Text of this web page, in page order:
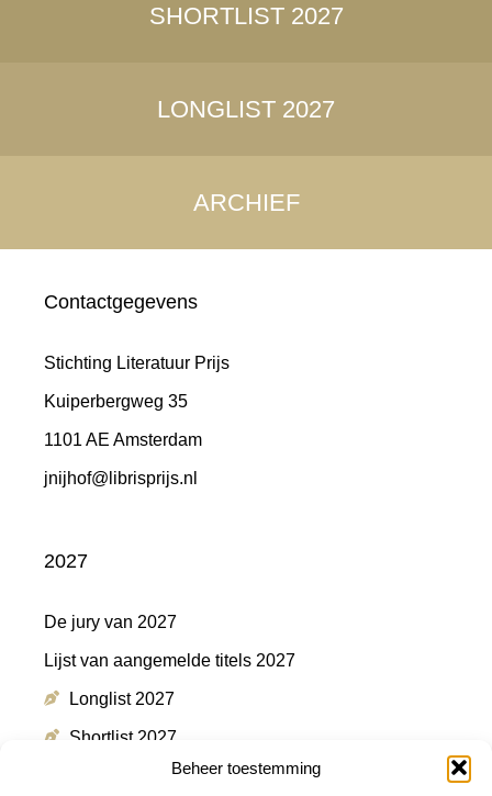
Beheer toestemming
SHORTLIST 2027
LONGLIST 2027
ARCHIEF
Contactgegevens
Stichting Literatuur Prijs
Kuiperbergweg 35
1101 AE Amsterdam
jnijhof@librisprijs.nl
2027
De jury van 2027
Lijst van aangemelde titels 2027
Longlist 2027
Shortlist 2027
Winnaar 2027